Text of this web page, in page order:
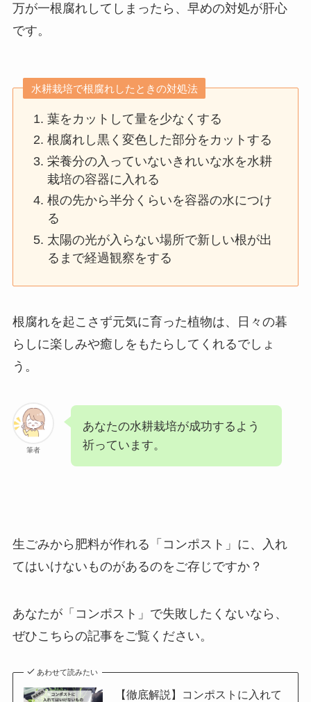
万が一根腐れしてしまったら、早めの対処が肝心
です。
水耕栽培で根腐れしたときの対処法
葉をカットして量を少なくする
根腐れし黒く変色した部分をカットする
栄養分の入っていないきれいな水を水耕
栽培の容器に入れる
根の先から半分くらいを容器の水につけ
る
太陽の光が入らない場所で新しい根が出
るまで経過観察をする
根腐れを起こさず元気に育った植物は、日々の暮
らしに楽しみや癒しをもたらしてくれるでしょ
う。
筆者
あなたの水耕栽培が成功するよう
祈っています。
生ごみから肥料が作れる「コンポスト」に、入れ
てはいけないものがあるのをご存じですか？
あなたが「コンポスト」で失敗したくないなら、
ぜひこちらの記事をご覧ください。
あわせて読みたい
【徹底解説】コンポストに入れて